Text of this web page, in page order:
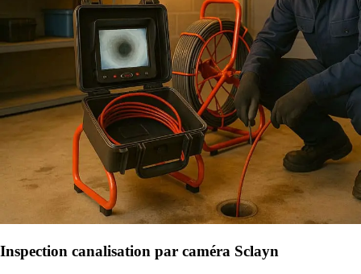
Inspection canalisation par caméra Sclayn